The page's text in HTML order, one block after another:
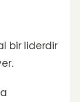
bir liderdir